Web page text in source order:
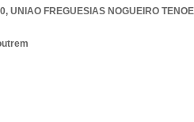
, UNIAO FREGUESIAS NOGUEIRO